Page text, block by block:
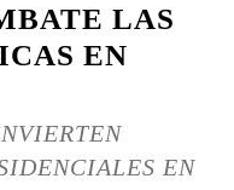
LAS
EN
EN